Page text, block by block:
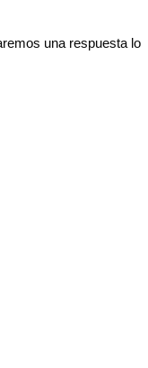
una respuesta lo